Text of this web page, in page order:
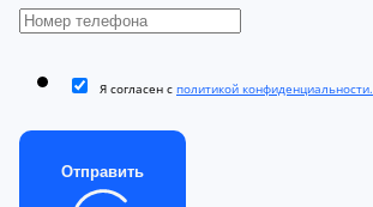
Я согласен с политикой конфиденциальности.
Отправить